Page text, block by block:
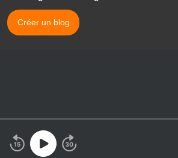
Créer un blog